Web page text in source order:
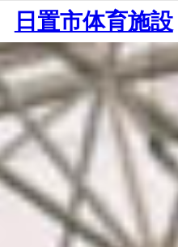
ス
キ
ッ
日置市体育施設